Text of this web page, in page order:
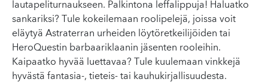
lautapeliturnaukseen. Palkintona leffalippuja! Haluatko
sankariksi? Tule kokeilemaan roolipelejä, joissa voit
eläytyä Astraterran urheiden löytöretkeilijöiden tai
HeroQuestin barbaariklaanin jäsenten rooleihin.
Kaipaatko hyvää luettavaa? Tule kuulemaan vinkkejä
hyvästä fantasia-, tieteis- tai kauhukirjallisuudesta.